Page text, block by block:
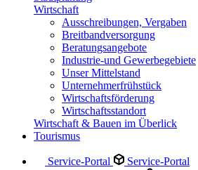
Wirtschaft
Ausschreibungen, Vergaben
Breitbandversorgung
Beratungsangebote
Industrie-und Gewerbegebiete
Unser Mittelstand
Unternehmerfrühstück
Wirtschaftsförderung
Wirtschaftsstandort
Wirtschaft & Bauen im Überlick
Tourismus
Service-Portal
Service-Portal